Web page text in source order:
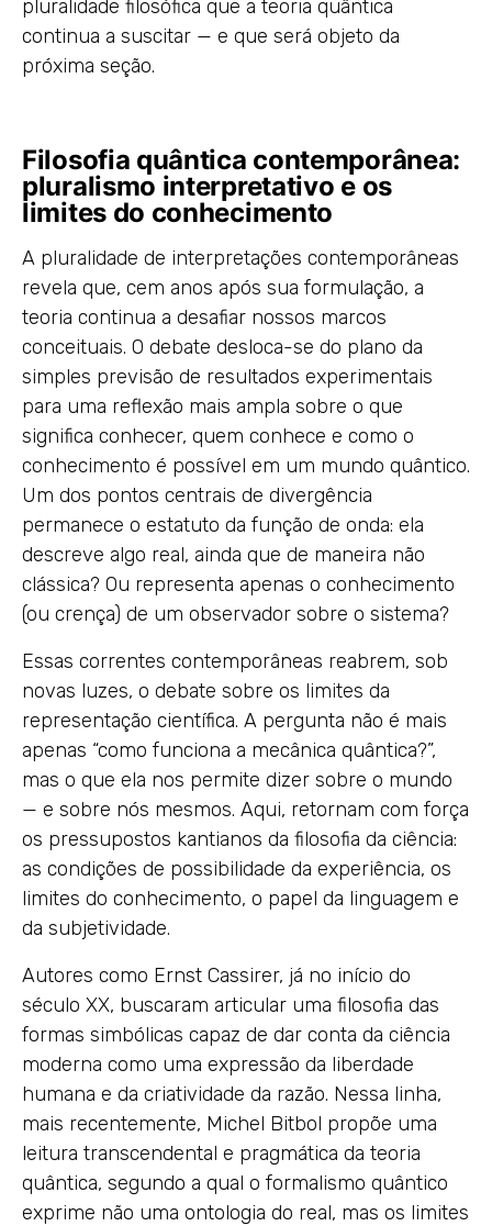
pluralidade filosófica que a teoria quântica
continua a suscitar — e que será objeto da
próxima seção.
Filosofia quântica contemporânea:
pluralismo interpretativo e os
limites do conhecimento
A pluralidade de interpretações contemporâneas
revela que, cem anos após sua formulação, a
teoria continua a desafiar nossos marcos
conceituais. O debate desloca-se do plano da
simples previsão de resultados experimentais
para uma reflexão mais ampla sobre o que
significa conhecer, quem conhece e como o
conhecimento é possível em um mundo quântico.
Um dos pontos centrais de divergência
permanece o estatuto da função de onda: ela
descreve algo real, ainda que de maneira não
clássica? Ou representa apenas o conhecimento
(ou crença) de um observador sobre o sistema?
Essas correntes contemporâneas reabrem, sob
novas luzes, o debate sobre os limites da
representação científica. A pergunta não é mais
apenas “como funciona a mecânica quântica?”,
mas o que ela nos permite dizer sobre o mundo
— e sobre nós mesmos. Aqui, retornam com força
os pressupostos kantianos da filosofia da ciência:
as condições de possibilidade da experiência, os
limites do conhecimento, o papel da linguagem e
da subjetividade.
Autores como Ernst Cassirer, já no início do
século XX, buscaram articular uma filosofia das
formas simbólicas capaz de dar conta da ciência
moderna como uma expressão da liberdade
humana e da criatividade da razão. Nessa linha,
mais recentemente, Michel Bitbol propõe uma
leitura transcendental e pragmática da teoria
quântica, segundo a qual o formalismo quântico
exprime não uma ontologia do real, mas os limites